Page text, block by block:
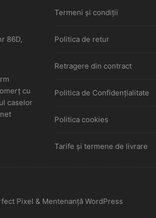
86D,
cu
caselor
Termeni și condiții
Politica de retur
Retragere din contract
Politica de Confidențialitate
Politica cookies
Tarife și termene de livrare
Pixel & Mentenanță WordPress